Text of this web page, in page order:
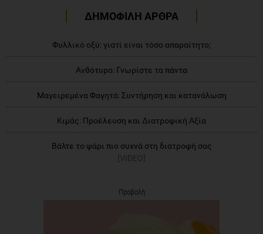
ΔΗΜΟΦΙΛΗ ΑΡΘΡΑ
Φυλλικό οξύ: γιατί είναι τόσο απαραίτητο;
Ανθότυρο: Γνωρίστε τα πάντα
Μαγειρεμένα Φαγητά: Συντήρηση και κατανάλωση
Κιμάς: Προέλευση και Διατροφική Αξία
Βάλτε το ψάρι πιο συχνά στη διατροφή σας
[VIDEO]
Προβολή